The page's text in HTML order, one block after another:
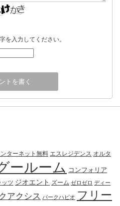
を入力してください。
ターネット無料 エスレジデンス オルタ
ールーム コンフォリア
ッツ ジオエント ズーム ゼロゼロ ディー
アクシス パークハビオ フリー